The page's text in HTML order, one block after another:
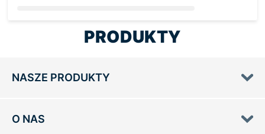
PRODUKTY
NASZE PRODUKTY
O NAS